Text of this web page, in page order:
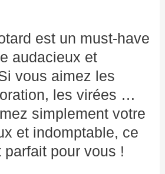
est un must-have
audacieux et
vous aimez les
les virées …
simplement votre
et indomptable, ce
parfait pour vous !